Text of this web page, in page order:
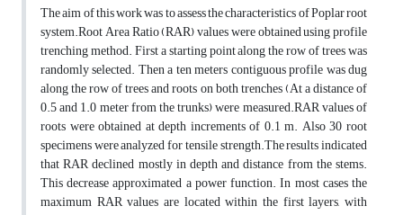
The aim of this work was to assess the characteristics of Poplar root
system.Root Area Ratio (RAR) values were obtained using profile
trenching method. First a starting point along the row of trees was
randomly selected. Then a ten meters contiguous profile was dug
along the row of trees and roots on both trenches (At a distance of
0.5 and 1.0 meter from the trunks) were measured.RAR values of
roots were obtained at depth increments of 0.1 m. Also 30 root
specimens were analyzed for tensile strength.The results indicated
that RAR declined mostly in depth and distance from the stems.
This decrease approximated a power function. In most cases the
maximum RAR values are located within the first layers, with